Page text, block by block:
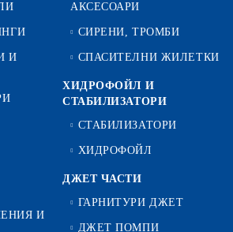
И
И
АКСЕСОАРИ
СИРЕНИ, ТРОМБИ
СПАСИТЕЛНИ ЖИЛЕТКИ
ХИДРОФОЙЛ И
СТАБИЛИЗАТОРИ
СТАБИЛИЗАТОРИ
ХИДРОФОЙЛ
ДЖЕТ ЧАСТИ
ГАРНИТУРИ ДЖЕТ
ДЖЕТ ПОМПИ